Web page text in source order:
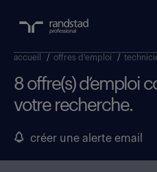
accueil / offres d'emploi /
8 offre(s) d’emploi
votre recherche.
créer une alerte email